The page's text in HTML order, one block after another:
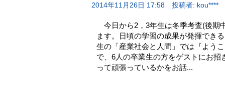
2014年11月26日 17:58 投稿者: kou****
今日から2，3年生は冬季考査(後期
ます。日頃の学習の成果が発揮でき
生の「産業社会と人間」では『よう
で、6人の卒業生の方をゲストにお
って頑張っているかをお話...